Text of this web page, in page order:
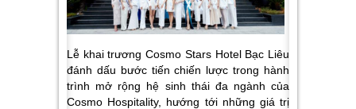
Lễ khai trương Cosmo Stars Hotel Bạc Liêu
đánh dấu bước tiến chiến lược trong hành
trình mở rộng hệ sinh thái đa ngành của
Cosmo Hospitality, hướng tới những giá trị